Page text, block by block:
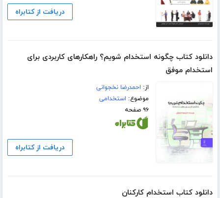
دریافت از کتابراه
دانلود کتاب چگونه استخدام شویم؟ راهکارهای کاربردی برای
استخدام موفق
از: احمدرضا نخجوانی
موضوع: استخدامی
۹۶ صفحه
دریافت از کتابراه
دانلود کتاب استخدام کارکنان